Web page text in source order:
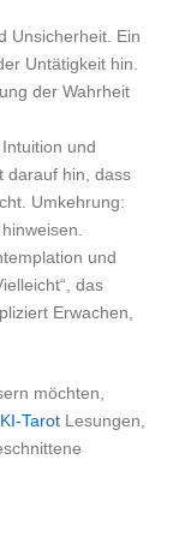
Unsicherheit. Ein
Untätigkeit hin.
der Wahrheit
und
darauf hin, dass
Umkehrung:
und
das
Erwachen,
möchten,
Tarot Lesungen,